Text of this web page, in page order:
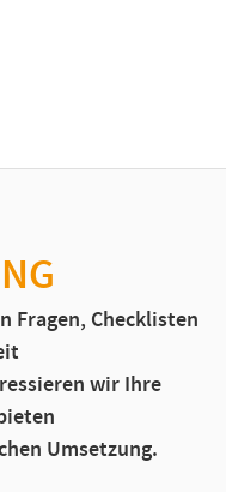
Fragen, Checklisten
wir Ihre
Umsetzung.